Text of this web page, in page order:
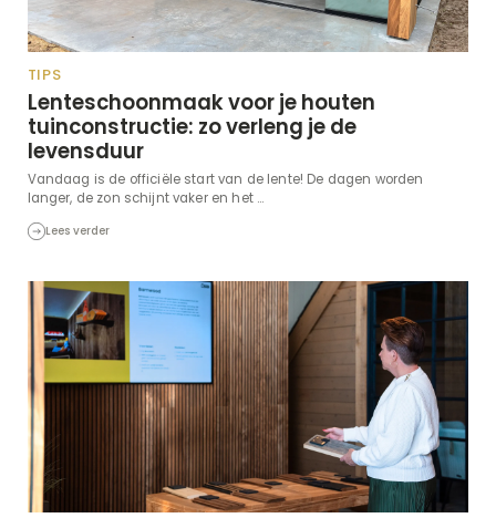
TIPS
Lenteschoonmaak voor je houten
tuinconstructie: zo verleng je de
levensduur
Vandaag is de officiële start van de lente! De dagen worden
langer, de zon schijnt vaker en het ...
Lees verder